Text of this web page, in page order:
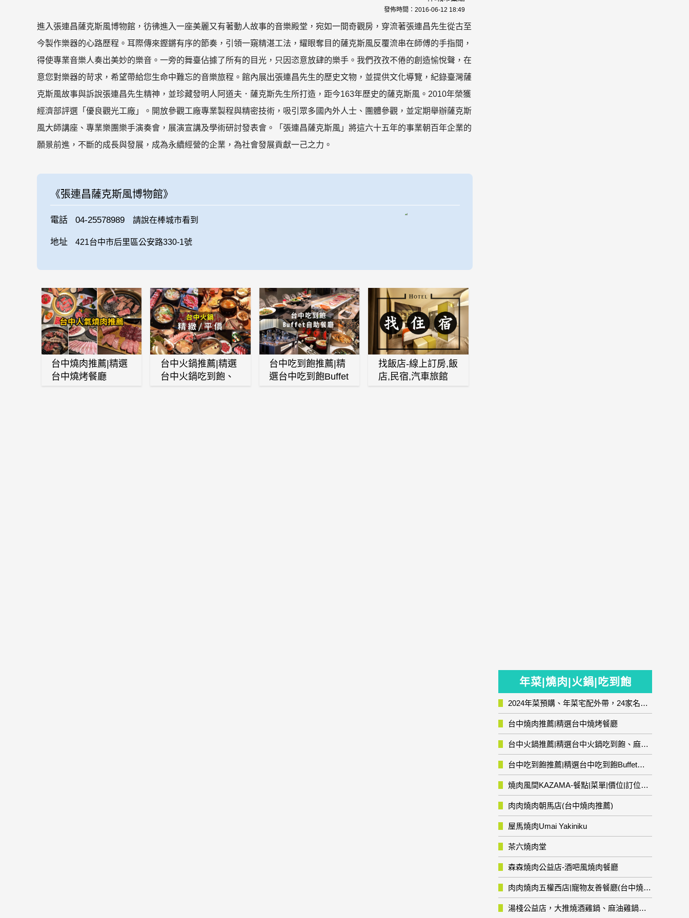
發佈時間： 2016-06-12 18:49
進入張連昌薩克斯風博物館，彷彿進入一座美麗又有著動人故事的音樂殿堂，宛如一間奇觀房，穿流著張連昌先生從古至
今製作樂器的心路歷程。耳際傳來鏗鏘有序的節奏，引領一窺精湛工法，耀眼奪目的薩克斯風反覆流串在師傅的手指間，
得使專業音樂人奏出美妙的樂音。一旁的舞臺佔據了所有的目光，只因恣意放肆的樂手。我們孜孜不倦的創造愉悅聲，在
意您對樂器的苛求，希望帶給您生命中難忘的音樂旅程。館內展出張連昌先生的歷史文物，並提供文化導覽，紀錄臺灣薩
克斯風故事與訴說張連昌先生精神，並珍藏發明人阿道夫．薩克斯先生所打造，距今163年歷史的薩克斯風。2010年榮獲
經濟部評選「優良觀光工廠」。開放參觀工廠專業製程與精密技術，吸引眾多國內外人士、團體參觀，並定期舉辦薩克斯
風大師講座、專業樂團樂手演奏會，展演宣講及學術研討發表會。「張連昌薩克斯風」將這六十五年的事業朝百年企業的
願景前進，不斷的成長與發展，成為永續經營的企業，為社會發展貢獻一己之力。
《張連昌薩克斯風博物館》
電話 04-25578989 請說在棒城市看到
地址 421台中市后里區公安路330-1號
台中燒肉推薦|精選
台中燒烤餐廳
台中火鍋推薦|精選
台中火鍋吃到飽、
台中吃到飽推薦|精
選台中吃到飽Buffet
找飯店-線上訂房,飯
店,民宿,汽車旅館
年菜|燒肉|火鍋|吃到飽
2024年菜預購、年菜宅配外帶，24家名店年菜推薦整理，圍爐輕鬆上菜團圓趣
台中燒肉推薦|精選台中燒烤餐廳
台中火鍋推薦|精選台中火鍋吃到飽、麻辣鍋、鴛鴦鍋、石頭火鍋、酸菜白肉鍋、海鮮鍋、燒酒雞、麻油雞、壽喜燒等熱門人氣火鍋店!
台中吃到飽推薦|精選台中吃到飽Buffet自助餐廳
燒肉風間KAZAMA-餐點|菜單|價位|訂位資訊
肉肉燒肉朝馬店(台中燒肉推薦)
屋馬燒肉Umai Yakiniku
茶六燒肉堂
森森燒肉公益店-酒吧風燒肉餐廳
肉肉燒肉五權西店|寵物友善餐廳(台中燒肉推薦)
湯棧公益店，大推燒酒雞鍋、麻油雞鍋暖暖有夠補